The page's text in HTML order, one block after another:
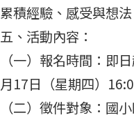
累積經驗、感受與想法
五、活動內容：
（一）報名時間：即
月17日（星期四）
（二）徵件對象：國